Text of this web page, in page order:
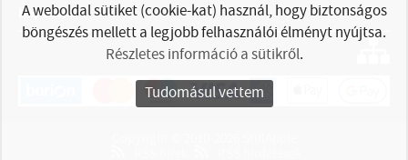
Kapcsolat
A weboldal sütiket (cookie-kat) használ, hogy biztonságos
böngészés mellett a legjobb felhasználói élményt nyújtsa.
Részletes információ a sütikről.
Tudomásul vettem